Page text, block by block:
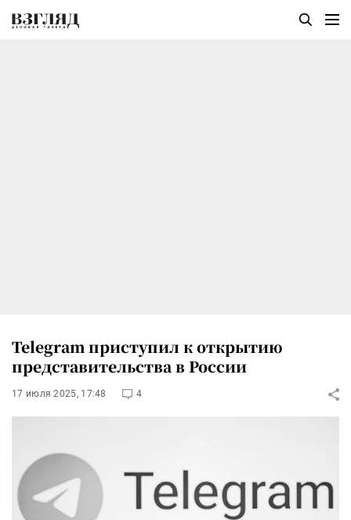
Telegram приступил к открытию
представительства в России
17 июля 2025, 17:48 4